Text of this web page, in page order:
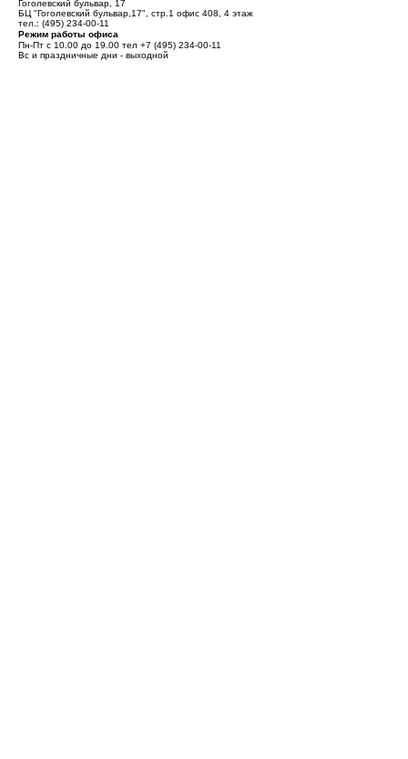
Гоголевский бульвар, 17
БЦ "Гоголевский бульвар,17", стр.1 офис 408, 4 этаж
тел.: (495) 234-00-11
Режим работы офиса
Пн-Пт с 10.00 до 19.00 тел +7 (495) 234-00-11
Вс и праздничные дни - выходной